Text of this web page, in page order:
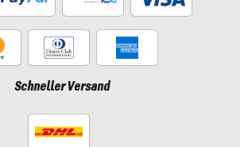
Schneller Versand